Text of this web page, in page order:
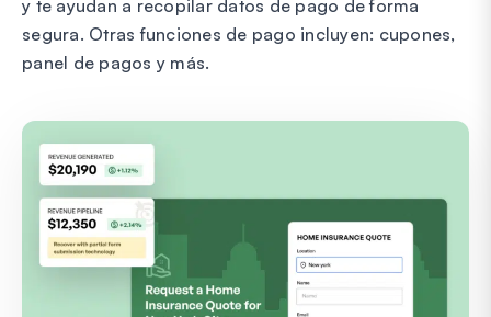
y te ayudan a recopilar datos de pago de forma
segura. Otras funciones de pago incluyen: cupones,
panel de pagos y más.